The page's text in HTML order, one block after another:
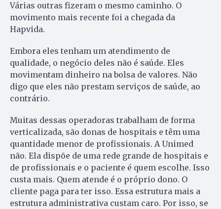
Várias outras fizeram o mesmo caminho. O
movimento mais recente foi a chegada da
Hapvida.
Embora eles tenham um atendimento de
qualidade, o negócio deles não é saúde. Eles
movimentam dinheiro na bolsa de valores. Não
digo que eles não prestam serviços de saúde, ao
contrário.
Muitas dessas operadoras trabalham de forma
verticalizada, são donas de hospitais e têm uma
quantidade menor de profissionais. A Unimed
não. Ela dispõe de uma rede grande de hospitais e
de profissionais e o paciente é quem escolhe. Isso
custa mais. Quem atende é o próprio dono. O
cliente paga para ter isso. Essa estrutura mais a
estrutura administrativa custam caro. Por isso, se